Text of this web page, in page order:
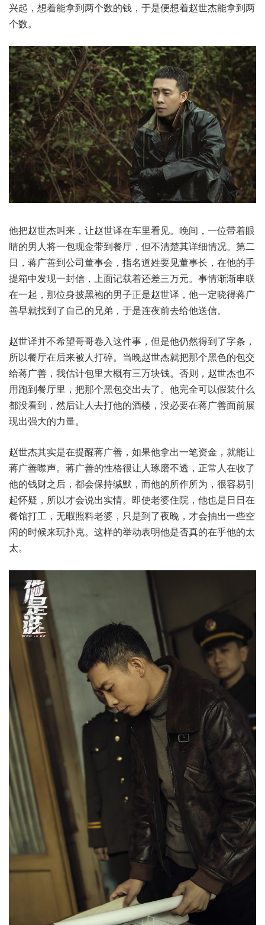
兴起，想着能拿到两个数的钱，于是便想着赵世杰能拿到两
个数。
他把赵世杰叫来，让赵世译在车里看见。晚间，一位带着眼
睛的男人将一包现金带到餐厅，但不清楚其详细情况。第二
日，蒋广善到公司董事会，指名道姓要见董事长，在他的手
提箱中发现一封信，上面记载着还差三万元。事情渐渐串联
在一起，那位身披黑袍的男子正是赵世译，他一定晓得蒋广
善早就找到了自己的兄弟，于是连夜前去给他送信。
赵世译并不希望哥哥卷入这件事，但是他仍然得到了字条，
所以餐厅在后来被人打碎。当晚赵世杰就把那个黑色的包交
给蒋广善，我估计包里大概有三万块钱。否则，赵世杰也不
用跑到餐厅里，把那个黑包交出去了。他完全可以假装什么
都没看到，然后让人去打他的酒楼，没必要在蒋广善面前展
现出强大的力量。
赵世杰其实是在提醒蒋广善，如果他拿出一笔资金，就能让
蒋广善噤声。蒋广善的性格很让人琢磨不透，正常人在收了
他的钱财之后，都会保持缄默，而他的所作所为，很容易引
起怀疑，所以才会说出实情。即使老婆住院，他也是日日在
餐馆打工，无暇照料老婆，只是到了夜晚，才会抽出一些空
闲的时候来玩扑克。这样的举动表明他是否真的在乎他的太
太。